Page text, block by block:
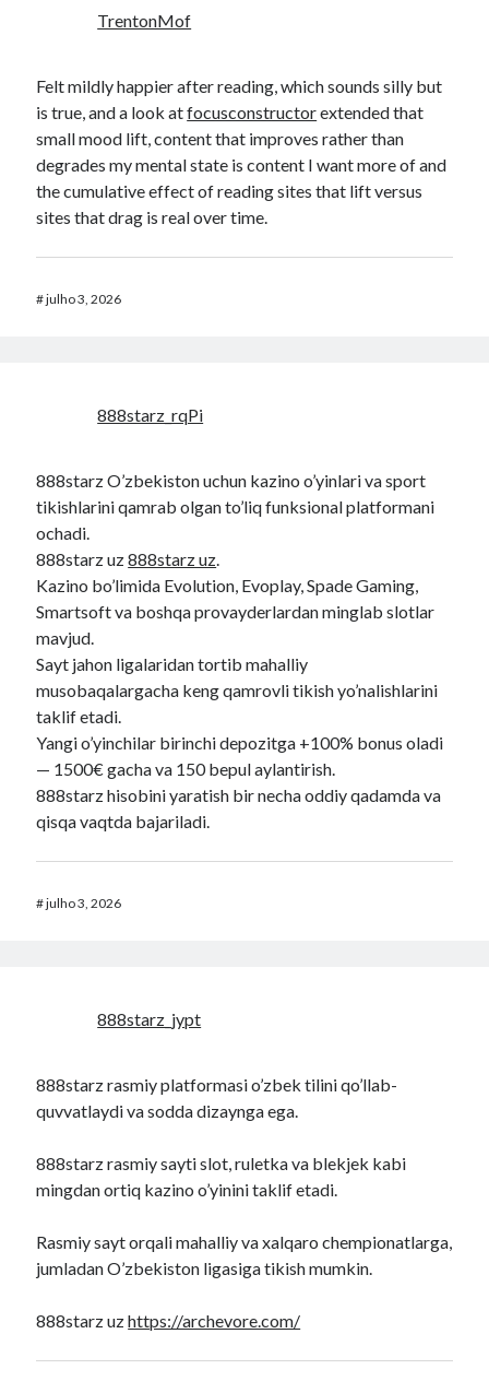
TrentonMof
Felt mildly happier after reading, which sounds silly but
is true, and a look atfocusconstructorextended that
small mood lift, content that improves rather than
degrades my mental state is content I want more of and
the cumulative effect of reading sites that lift versus
sites that drag is real over time.
#julho 3, 2026
888starz_rqPi
888starz O’zbekiston uchun kazino o’yinlari va sport
tikishlarini qamrab olgan to’liq funksional platformani
ochadi.
888starz uz888starz uz.
Kazino bo’limida Evolution, Evoplay, Spade Gaming,
Smartsoft va boshqa provayderlardan minglab slotlar
mavjud.
Sayt jahon ligalaridan tortib mahalliy
musobaqalargacha keng qamrovli tikish yo’nalishlarini
taklif etadi.
Yangi o’yinchilar birinchi depozitga +100% bonus oladi
— 1500€ gacha va 150 bepul aylantirish.
888starz hisobini yaratish bir necha oddiy qadamda va
qisqa vaqtda bajariladi.
#julho 3, 2026
888starz_jypt
888starz rasmiy platformasi o’zbek tilini qo’llab-
quvvatlaydi va sodda dizaynga ega.
888starz rasmiy sayti slot, ruletka va blekjek kabi
mingdan ortiq kazino o’yinini taklif etadi.
Rasmiy sayt orqali mahalliy va xalqaro chempionatlarga,
jumladan O’zbekiston ligasiga tikish mumkin.
888starz uzhttps://archevore.com/